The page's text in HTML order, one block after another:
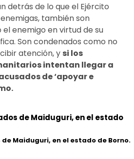
detrás de lo que el Ejército
también son
enemigo en virtud de su
Son condenados como no
atención, y si los
intentan llegar a
de ‘apoyar e
.
Maiduguri, en el estado de Borno.